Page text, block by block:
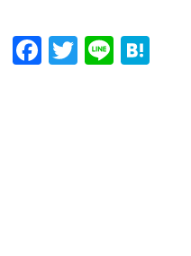
Facebook
Twitter
Line